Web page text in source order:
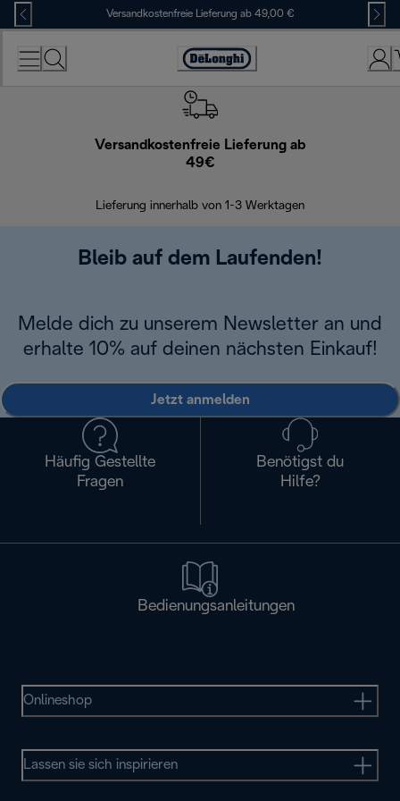
Skip
to
Content
Versandkostenfreie Lieferung ab 49,00 €
Erklärung
zur
Zugänglichkeit
Versandkostenfreie Lieferung ab
49€
Lieferung innerhalb von 1-3 Werktagen
Bleib auf dem Laufenden!
Melde dich zu unserem Newsletter an und
erhalte 10% auf deinen nächsten Einkauf!
Jetzt anmelden
Häufig Gestellte
Fragen
Benötigst du
Hilfe?
Bedienungsanleitungen
Onlineshop
Lassen sie sich inspirieren